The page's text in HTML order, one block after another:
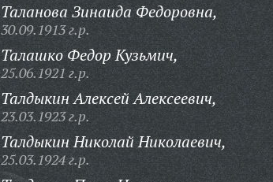
Таланова Зинаида Федоровна,
30.09.1913 г.р.
Талашко Федор Кузьмич,
25.06.1921 г.р.
Талдыкин Алексей Алексеевич,
23.03.1923 г.р.
Талдыкин Николай Николаевич,
25.03.1924 г.р.